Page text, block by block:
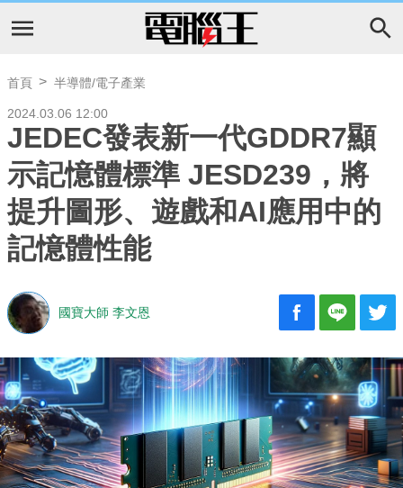
首頁 半導體/電子產業
2024.03.06 12:00
JEDEC發表新一代GDDR7顯
示記憶體標準 JESD239，將
提升圖形、遊戲和AI應用中的
記憶體性能
國寶大師 李文恩